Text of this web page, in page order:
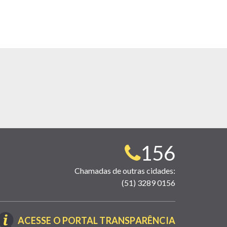
Telefone
para
contato:
156
Chamadas de outras cidades:
(51) 3289 0156
ACESSE O PORTAL TRANSPARÊNCIA(LINK